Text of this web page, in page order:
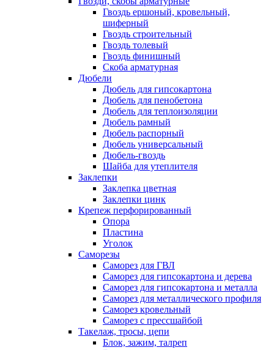
Гвоздь ершоный, кровельный,
шиферный
Гвоздь строительный
Гвоздь толевый
Гвоздь финишный
Скоба арматурная
Дюбели
Дюбель для гипсокартона
Дюбель для пенобетона
Дюбель для теплоизоляции
Дюбель рамный
Дюбель распорный
Дюбель универсальный
Дюбель-гвоздь
Шайба для утеплителя
Заклепки
Заклепка цветная
Заклепки цинк
Крепеж перфорированный
Опора
Пластина
Уголок
Саморезы
Саморез для ГВЛ
Саморез для гипсокартона и дерева
Саморез для гипсокартона и металла
Саморез для металлического профиля
Саморез кровельный
Саморез с прессшайбой
Такелаж, тросы, цепи
Блок, зажим, талреп